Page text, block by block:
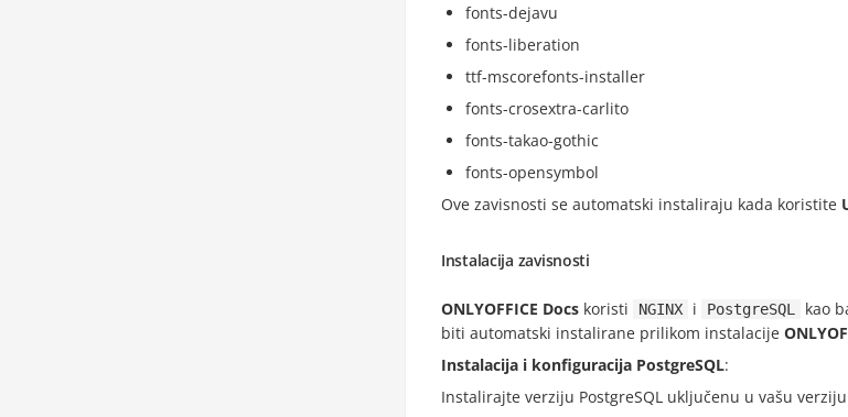
fonts-dejavu
fonts-liberation
ttf-mscorefonts-installer
fonts-crosextra-carlito
fonts-takao-gothic
fonts-opensymbol
Ove zavisnosti se automatski instaliraju kada koristite
Instalacija zavisnosti
ONLYOFFICE Docs koristi NGINX i PostgreSQL
kao
biti automatski instalirane prilikom instalacije
Instalacija i konfiguracija PostgreSQL:
Instalirajte verziju PostgreSQL uključenu u vašu